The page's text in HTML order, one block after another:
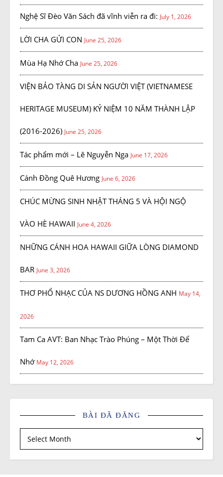
Nghệ Sĩ Đèo Văn Sách đã vĩnh viễn ra đi: July 1, 2026
LỜI CHA GỬI CON June 25, 2026
Mùa Hạ Nhớ Cha June 25, 2026
VIỆN BẢO TÀNG DI SẢN NGƯỜI VIỆT (VIETNAMESE
HERITAGE MUSEUM) KỶ NIỆM 10 NĂM THÀNH LẬP
(2016-2026) June 25, 2026
Tác phẩm mới – Lê Nguyễn Nga June 17, 2026
Cánh Đồng Quê Hương June 6, 2026
CHÚC MỪNG SINH NHẬT THÁNG 5 VÀ HỘI NGỘ
VÀO HÈ HAWAII June 4, 2026
NHỮNG CÁNH HOA HAWAII GIỮA LÒNG DIAMOND
BAR June 3, 2026
THƠ PHỔ NHẠC CỦA NS DƯƠNG HỒNG ANH May 14,
2026
Tam Ca AVT: Ban Nhạc Trào Phúng – Một Thời Để
Nhớ May 12, 2026
BÀI ĐÃ ĐĂNG
Bài đã đăng